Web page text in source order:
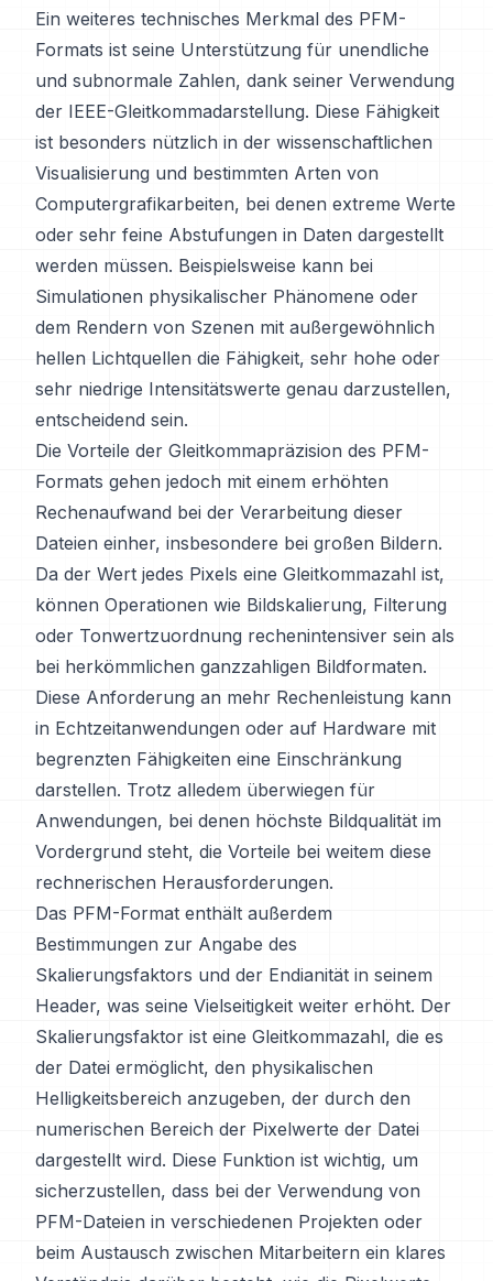
Ein weiteres technisches Merkmal des PFM-
Formats ist seine Unterstützung für unendliche
und subnormale Zahlen, dank seiner Verwendung
der IEEE-Gleitkommadarstellung. Diese Fähigkeit
ist besonders nützlich in der wissenschaftlichen
Visualisierung und bestimmten Arten von
Computergrafikarbeiten, bei denen extreme Werte
oder sehr feine Abstufungen in Daten dargestellt
werden müssen. Beispielsweise kann bei
Simulationen physikalischer Phänomene oder
dem Rendern von Szenen mit außergewöhnlich
hellen Lichtquellen die Fähigkeit, sehr hohe oder
sehr niedrige Intensitätswerte genau darzustellen,
entscheidend sein.
Die Vorteile der Gleitkommapräzision des PFM-
Formats gehen jedoch mit einem erhöhten
Rechenaufwand bei der Verarbeitung dieser
Dateien einher, insbesondere bei großen Bildern.
Da der Wert jedes Pixels eine Gleitkommazahl ist,
können Operationen wie Bildskalierung, Filterung
oder Tonwertzuordnung rechenintensiver sein als
bei herkömmlichen ganzzahligen Bildformaten.
Diese Anforderung an mehr Rechenleistung kann
in Echtzeitanwendungen oder auf Hardware mit
begrenzten Fähigkeiten eine Einschränkung
darstellen. Trotz alledem überwiegen für
Anwendungen, bei denen höchste Bildqualität im
Vordergrund steht, die Vorteile bei weitem diese
rechnerischen Herausforderungen.
Das PFM-Format enthält außerdem
Bestimmungen zur Angabe des
Skalierungsfaktors und der Endianität in seinem
Header, was seine Vielseitigkeit weiter erhöht. Der
Skalierungsfaktor ist eine Gleitkommazahl, die es
der Datei ermöglicht, den physikalischen
Helligkeitsbereich anzugeben, der durch den
numerischen Bereich der Pixelwerte der Datei
dargestellt wird. Diese Funktion ist wichtig, um
sicherzustellen, dass bei der Verwendung von
PFM-Dateien in verschiedenen Projekten oder
beim Austausch zwischen Mitarbeitern ein klares